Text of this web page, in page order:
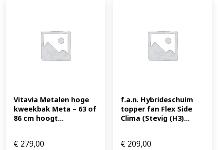
Vitavia Metalen hoge
kweekbak Meta – 63 of
86 cm hoogt...
€ 279,00
f.a.n. Hybrideschuim
topper fan Flex Side
Clima (Stevig (H3)...
€ 209,00